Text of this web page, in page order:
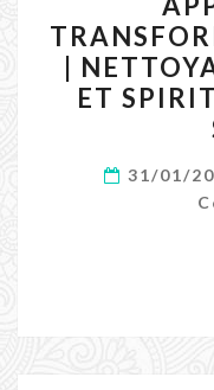
|
ET
31/01/